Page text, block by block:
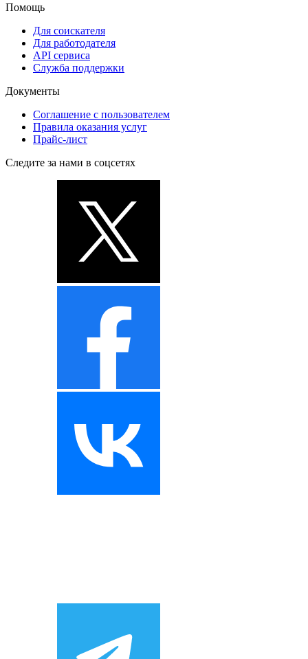
Помощь
Для соискателя
Для работодателя
API сервиса
Служба поддержки
Документы
Соглашение с пользователем
Правила оказания услуг
Прайс-лист
Следите за нами в соцсетях